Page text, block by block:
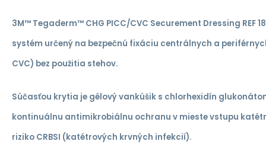
3M™ Tegaderm™ CHG PICC/CVC Securement Dressing REF
systém určený na bezpečnú fixáciu centrálnych a
CVC) bez použitia stehov.
Súčasťou krytia je gélový vankúšik s chlorhexidín
kontinuálnu antimikrobiálnu ochranu v mieste vstupu
riziko CRBSI (katétrových krvných infekcií).